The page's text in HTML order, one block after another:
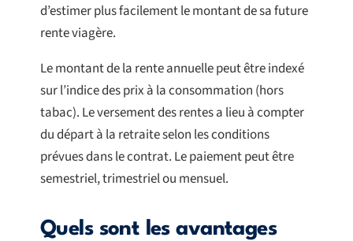
d’estimer plus facilement le montant de sa future
rente viagère.
Le montant de la rente annuelle peut être indexé
sur l’indice des prix à la consommation (hors
tabac). Le versement des rentes a lieu à compter
du départ à la retraite selon les conditions
prévues dans le contrat. Le paiement peut être
semestriel, trimestriel ou mensuel.
Quels sont les avantages